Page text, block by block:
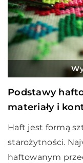
Podstawy
materiały i
Haft jest formą
starożytności.
haftowanym